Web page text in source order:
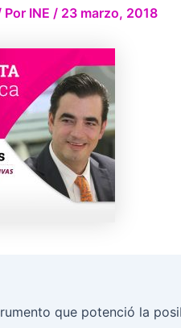
Por INE / 23 marzo, 2018